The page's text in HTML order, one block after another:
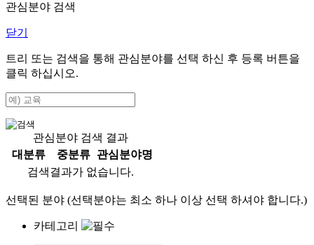
관심분야 검색
닫기
트리 또는 검색을 통해 관심분야를 선택 하신 후 등록 버튼을
클릭 하십시오.
관심분야 검색 결과
대분류
중분류
관심분야명
검색결과가 없습니다.
선택된 분야 (선택분야는 최소 하나 이상 선택 하셔야 합니다.)
카테고리